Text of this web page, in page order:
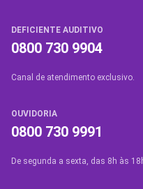
DEFICIENTE AUDITIVO
0800 730 9904
Canal de atendimento exclusivo.
OUVIDORIA
0800 730 9991
De segunda a sexta, das 8h às